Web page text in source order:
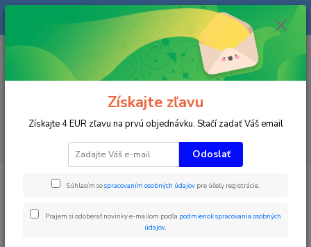
Na našom eshope sa priebežne pracuje a tovar sa priebežne dopĺňa. radi
Vás obslúžime i telefonicky na +421 911 906 066.
+421903906066
(Po-Pia, 9-16 hod.)
Zimné športy
so zvukovým efektom
Dvojitá ruka s voliteľným
Získajte zľavu
Získajte 4 EUR zľavu na prvú objednávku. Stačí zadať Váš email
Odoslať
Súhlasím sospracovaním osobných údajov pre účely registrácie.
Prajem si odoberať novinky e-mailom podľa podmienok spracovania osobných
údajov